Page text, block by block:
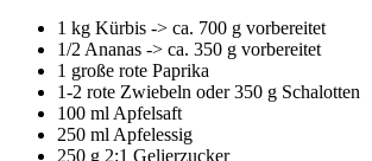
1 kg Kürbis -> ca. 700 g vorbereitet
1/2 Ananas -> ca. 350 g vorbereitet
1 große rote Paprika
1-2 rote Zwiebeln oder 350 g Schalotten
100 ml Apfelsaft
250 ml Apfelessig
250 g 2:1 Gelierzucker